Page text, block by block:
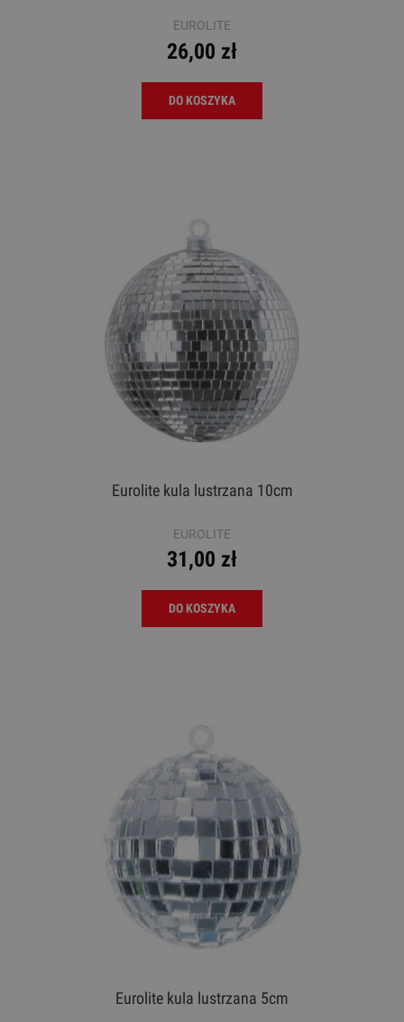
EUROLITE
26,00 zł
DO KOSZYKA
Eurolite kula lustrzana 10cm
EUROLITE
31,00 zł
DO KOSZYKA
Eurolite kula lustrzana 5cm